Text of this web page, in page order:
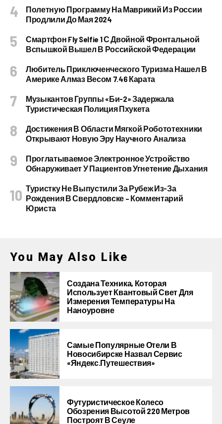
Полетную Программу На Маврикий Из России
Продлили До Мая 2024
Смартфон Fly Selfie 1 С Двойной Фронтальной
Вспышкой Вышел В Российской Федерации
Любитель Приключенческого Туризма Нашел В
Америке Алмаз Весом 7.46 Карата
Музыкантов Группы «Би-2» Задержала
Туристическая Полиция Пхукета
Достижения В Области Мягкой Робототехники
Открывают Новую Эру Научного Анализа
Проглатываемое Электронное Устройство
Обнаруживает У Пациентов Угнетение Дыхания
Туристку Не Выпустили За Рубеж Из-За
Рождения В Свердловске – Комментарий
Юриста
You May Also Like
Создана Техника, Которая
Использует Квантовый Свет Для
Измерения Температуры На
Наноуровне
Самые Популярные Отели В
Новосибирске Назвал Сервис
«Яндекс.Путешествия»
Футуристическое Колесо
Обозрения Высотой 220 Метров
Построят В Сеуле